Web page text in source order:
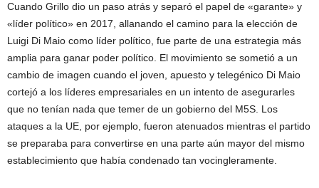
Cuando Grillo dio un paso atrás y separó el papel de «garante» y
«líder político» en 2017, allanando el camino para la elección de
Luigi Di Maio como líder político, fue parte de una estrategia más
amplia para ganar poder político. El movimiento se sometió a un
cambio de imagen cuando el joven, apuesto y telegénico Di Maio
cortejó a los líderes empresariales en un intento de asegurarles
que no tenían nada que temer de un gobierno del M5S. Los
ataques a la UE, por ejemplo, fueron atenuados mientras el partido
se preparaba para convertirse en una parte aún mayor del mismo
establecimiento que había condenado tan vocingleramente.